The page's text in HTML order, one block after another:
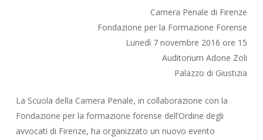
Camera Penale di Firenze
Fondazione per la Formazione Forense
Lunedì 7 novembre 2016 ore 15
Auditorium Adone Zoli
Palazzo di Giustizia
La Scuola della Camera Penale, in collaborazione con la
Fondazione per la formazione forense dell’Ordine degli
avvocati di Firenze, ha organizzato un nuovo evento